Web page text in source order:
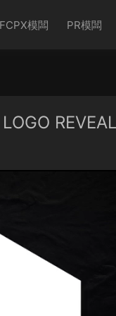
FCPX模闆 PR模闆